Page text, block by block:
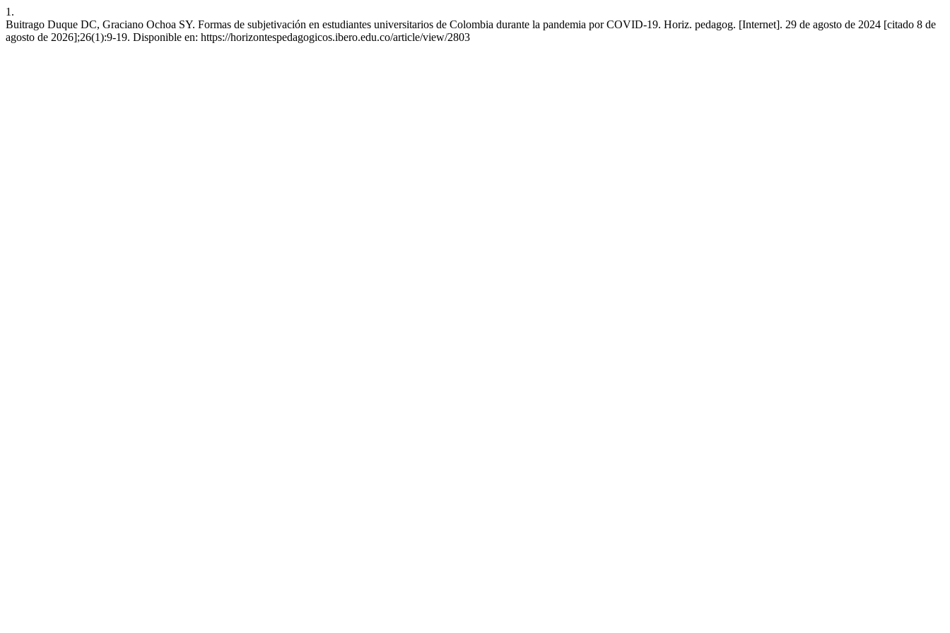
1.
Buitrago Duque DC, Graciano Ochoa SY. Formas de subjetivación en estudiantes universitarios de Colombia durante la pandemia por COVID-19. Horiz. pedagog. [Internet]. 29 de agosto de 2024 [citado 8 de
agosto de 2026];26(1):9-19. Disponible en: https://horizontespedagogicos.ibero.edu.co/article/view/2803